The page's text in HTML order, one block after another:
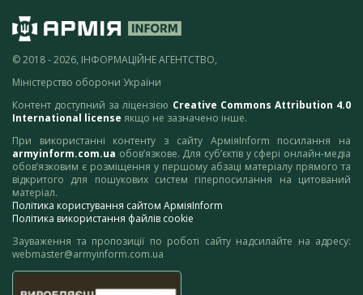
© 2018 - 2026, ІНФОРМАЦІЙНЕ АГЕНТСТВО,
Міністерство оборони України
Контент доступний за ліцензією Creative Commons Attribution 4.0
International license якщо не зазначено інше.
При використанні контенту з сайту АрміяInform посилання на
armyinform.com.ua обов’язкове. Для суб’єктів у сфері онлайн-медіа
обов’язковим є розміщення у першому абзаці матеріалу прямого та
відкритого для пошукових систем гіперпосилання на цитований
матеріал.
Політика користування сайтом АрміяInform
Політика використання файлів cookie
Зауваження та пропозиції по роботі сайту надсилайте на адресу:
webmaster@armyinform.com.ua